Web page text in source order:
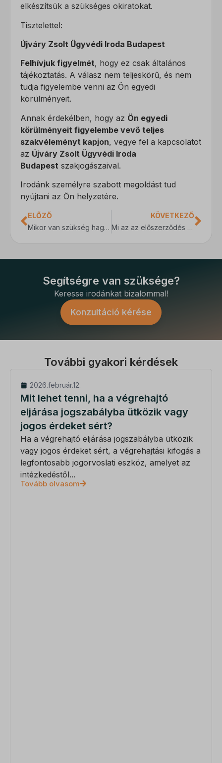
elkészítsük a szükséges okiratokat.
Tisztelettel:
Újváry Zsolt Ügyvédi Iroda Budapest
Felhívjuk figyelmét, hogy ez csak általános
tájékoztatás. A válasz nem teljeskörű, és nem
tudja figyelembe venni az Ön egyedi
körülményeit.
Annak érdekélben, hogy az Ön egyedi
körülményeit figyelembe vevő teljes
szakvéleményt kapjon, vegye fel a kapcsolatot
az Újváry Zsolt Ügyvédi Iroda
Budapest szakjogászaival.
Irodánk személyre szabott megoldást tud
nyújtani az Ön helyzetére.
ELŐZŐ
Mikor van szükség hagyatéki ügyvédre?
KÖVETKEZŐ
Mi az az előszerződés és mikor érdemes kötni?
Segítségre van szüksége?
Keresse irodánkat bizalommal!
Konzultáció kérése
További gyakori kérdések
2026.február.12.
Mit lehet tenni, ha a végrehajtó
eljárása jogszabályba ütközik vagy
jogos érdeket sért?
Ha a végrehajtó eljárása jogszabályba ütközik
vagy jogos érdeket sért, a végrehajtási kifogás a
legfontosabb jogorvoslati eszköz, amelyet az
intézkedéstől...
Tovább olvasom
mhcookie
mwai_session_id
PHPSESSID
wordpress_test_cookie
wp_lang
wp-settings-*
wp-settings-time-*
A statisztikai sütik és szolgáltatások felhasználási információkat
gyűjtenek, amelyek lehetővé teszik számunkra, hogy betekintést
weboldalunkkal.
Részletek megjelenítése
_ga
_ga_*
sajssdk_2015_cross_new_user
Marketing
A marketing szolgáltatásokat harmadik fél hirdetői vagy kiadói
használják személyre szabott hirdetések megjelenítésére. Ezt a
weboldalakon.
Részletek megjelenítése
_gcl_au
_gcl_aw
_gcl_gs
Egyéb szolgáltatások
Ez a kategória minden olyan sütit, domaint és szolgáltatást
magában foglal, amelyek nem tartoznak a megadott kategóriákba,
vagy amelyeket nem kategorizáltak.
Részletek megjelenítése
_dd_s
sensorsdata2015jssdkcross
SL_GWPT_Show_Hide_tmp
SLO_GWPT_Show_Hide_tmp
ssm_au_c
ucp_tabs